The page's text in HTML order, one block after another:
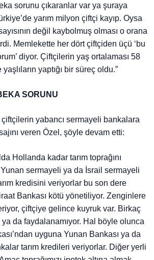
sorunu çıkaranlar var ya şuraya
yarım milyon çiftçi kayıp. Oysa
değil kaybolmuş olması o orana
Memlekette her dört çiftçiden üçü ‘bu
diyor. Çiftçilerin yaş ortalaması 58
yaptığı bir süreç oldu.”
SORUNU
yabancı sermayeli bankalara
veren Özel, şöyle devam etti:
Hollanda kadar tarım toprağını
sermayeli ya da İsrail sermayeli
kredisini veriyorlar bu son dere
Bankası kötü yönetiliyor. Zenginlere
çiftçiye gelince kuyruk var. Birkaç
ya da faydalanamıyor. Hal böyle olunca
uyguna Yunan Bankası ya da
tarım kredileri veriyorlar. Diğer yerli